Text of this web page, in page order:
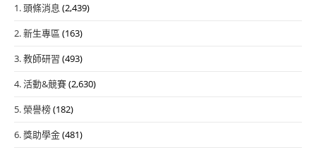
1. 頭條消息 (2,439)
2. 新生專區 (163)
3. 教師研習 (493)
4. 活動&競賽(2,630)
5. 榮譽榜(182)
6. 獎助學金(481)